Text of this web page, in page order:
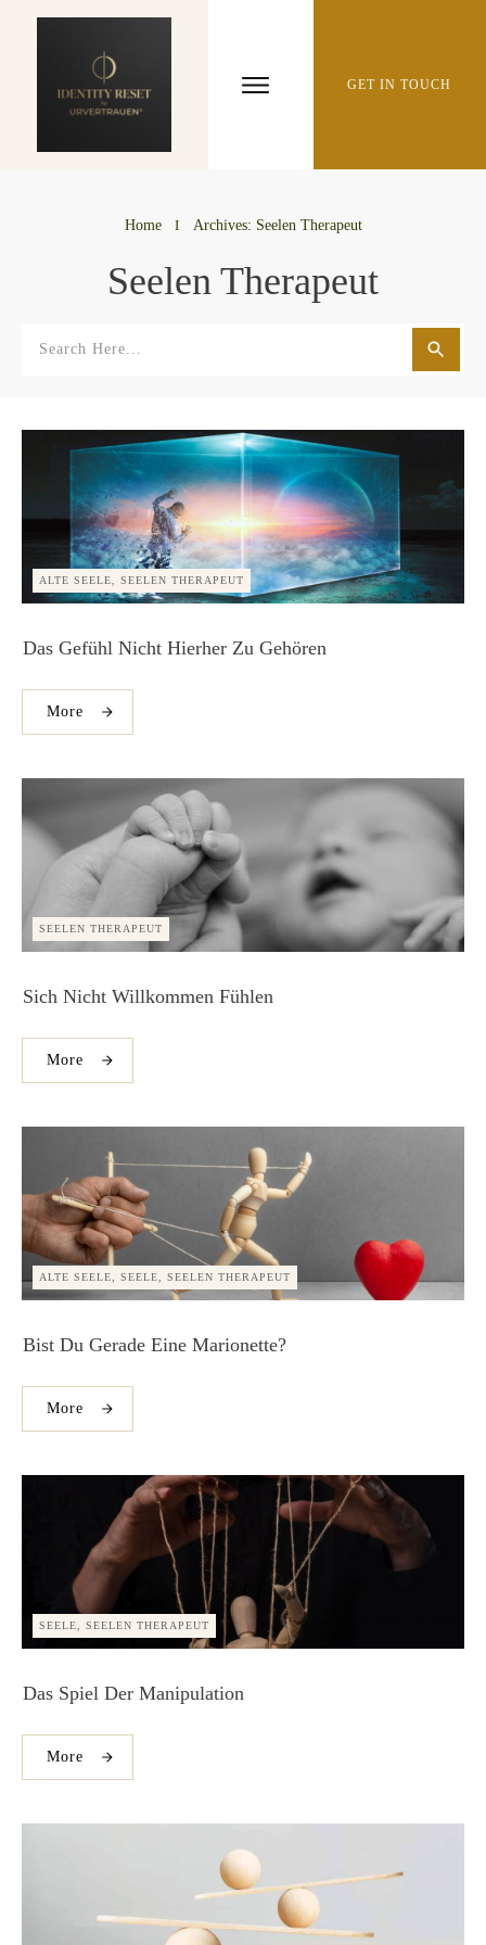
GET IN TOUCH
Home I Archives: Seelen Therapeut
Seelen Therapeut
ALTE SEELE, SEELEN THERAPEUT
Das Gefühl Nicht Hierher Zu Gehören
More
SEELEN THERAPEUT
Sich Nicht Willkommen Fühlen
More
ALTE SEELE, SEELE, SEELEN THERAPEUT
Bist Du Gerade Eine Marionette?
More
SEELE, SEELEN THERAPEUT
Das Spiel Der Manipulation
More